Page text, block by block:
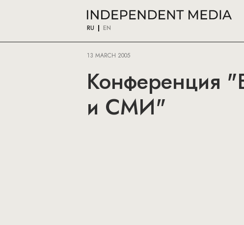
RU EN
13 MARCH 2005
Конференция
и СМИ"